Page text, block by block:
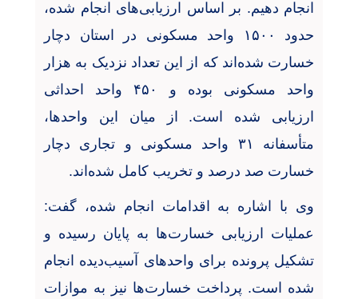
انجام دهیم. بر اساس ارزیابی‌های انجام شده،
حدود
۱۵۰۰
واحد مسکونی در استان دچار
خسارت شده‌اند که از این تعداد نزدیک به هزار
واحد مسکونی بوده و
۴۵۰
واحد احداثی
ارزیابی شده است. از میان این واحدها،
متأسفانه
۳۱
واحد مسکونی و تجاری دچار
خسارت صد درصد و تخریب کامل شده‌اند.
وی با اشاره به اقدامات انجام شده، گفت:
عملیات ارزیابی خسارت‌ها به پایان رسیده و
تشکیل پرونده برای واحدهای آسیب‌دیده انجام
شده است. پرداخت خسارت‌ها نیز به موازات